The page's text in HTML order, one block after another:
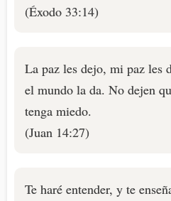
(Éxodo 33:14)
La paz les dejo, mi paz les
el mundo la da. No dejen
tenga miedo.
(Juan 14:27)
Te haré entender, y te